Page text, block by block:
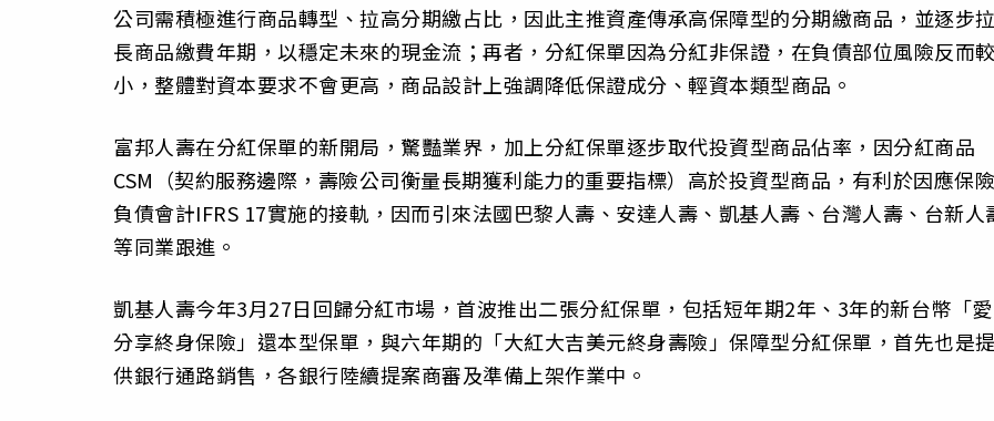
公司需積極進行商品轉型、拉高分期繳占比，因此主推資產傳承高保障型的分期繳商品，並逐步
長商品繳費年期，以穩定未來的現金流；再者，分紅保單因為分紅非保證，在負債部位風險反而
小，整體對資本要求不會更高，商品設計上強調降低保證成分、輕資本類型商品。
富邦人壽在分紅保單的新開局，驚豔業界，加上分紅保單逐步取代投資型商品佔率，因分紅商品
CSM（契約服務邊際，壽險公司衡量長期獲利能力的重要指標）高於投資型商品，有利於因應保險
負債會計IFRS 17實施的接軌，因而引來法國巴黎人壽、安達人壽、凱基人壽、台灣人壽、台新人
等同業跟進。
凱基人壽今年3月27日回歸分紅市場，首波推出二張分紅保單，包括短年期2年、3年的新台幣「愛
分享終身保險」還本型保單，與六年期的「大紅大吉美元終身壽險」保障型分紅保單，首先也是
供銀行通路銷售，各銀行陸續提案商審及準備上架作業中。